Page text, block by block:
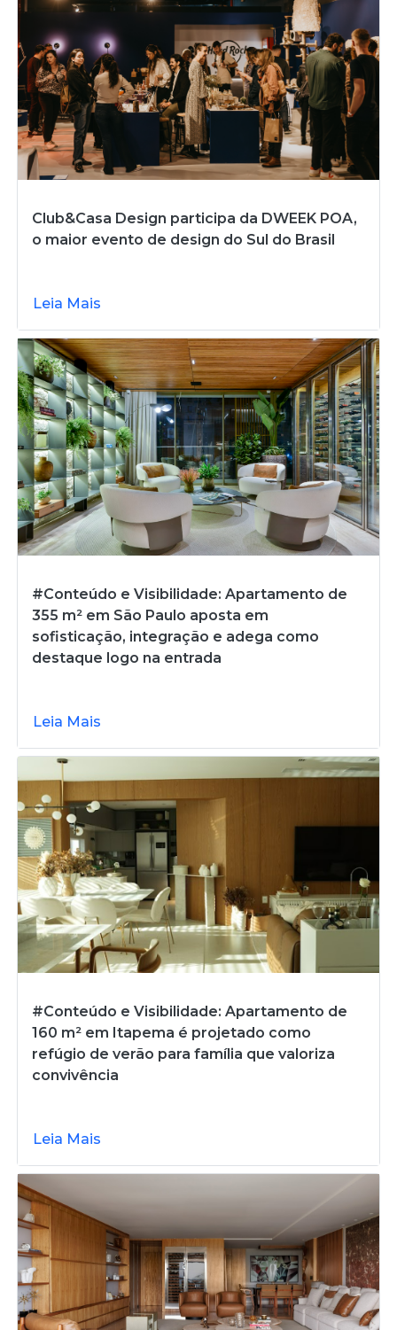
Club&Casa Design participa da DWEEK POA,
o maior evento de design do Sul do Brasil
Leia Mais
#Conteúdo e Visibilidade: Apartamento de
355 m² em São Paulo aposta em
sofisticação, integração e adega como
destaque logo na entrada
Leia Mais
#Conteúdo e Visibilidade: Apartamento de
160 m² em Itapema é projetado como
refúgio de verão para família que valoriza
convivência
Leia Mais